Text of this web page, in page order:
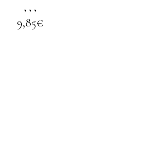
, , ,
9,85€